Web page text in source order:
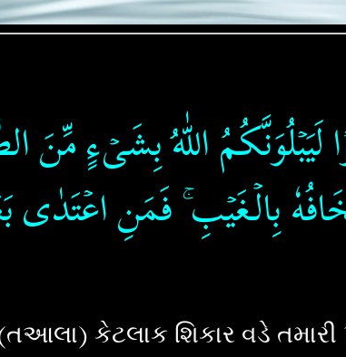
لَيَبۡلُوَنَّكُمُ اللّٰهُ بِشَىۡءٍ
بِالۡـغَيۡبِ​ ۚ فَمَنِ
કેટલાક શિકાર વડે તમારી